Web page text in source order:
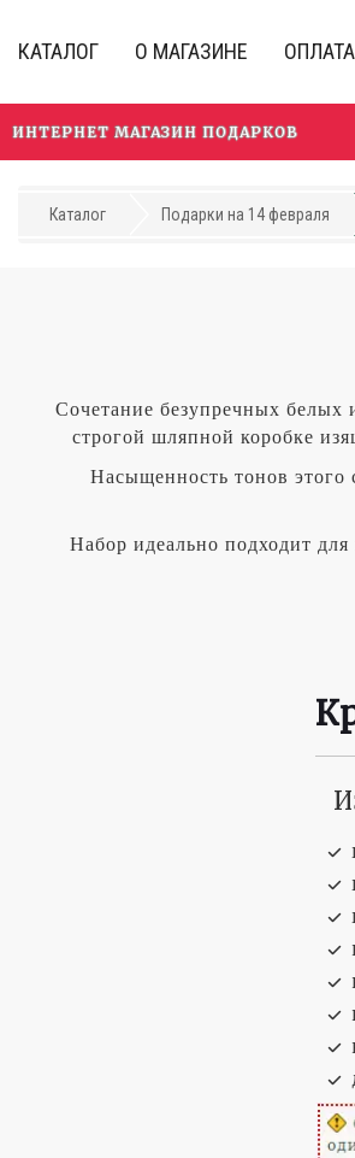
основному
КАТАЛОГ О МАГАЗИНЕ
ИНТЕРНЕТ МАГАЗИН ПОДАРКОВ
Каталог Подарки на 14 февраля
Сочетание безупречных белых
строгой шляпной коробке
Насыщенность тонов этого
Набор идеально подходит